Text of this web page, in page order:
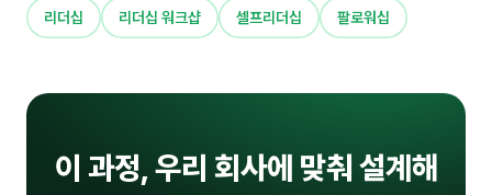
리더십 리더십 워크샵 셀프리더십 팔로워십
이 과정, 우리 회사에 맞춰 설계해